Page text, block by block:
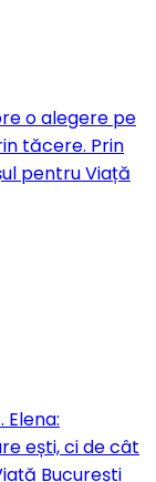
o alegere pe
tăcere. Prin
pentru Viață
ești, ci de cât
București